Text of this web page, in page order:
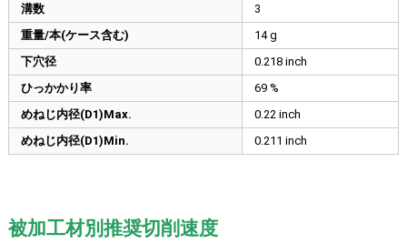
溝数
3
重量/本(ケース含む)
14 g
下穴径
0.218 inch
ひっかかり率
69 %
めねじ内径(D1)Max.
0.22 inch
めねじ内径(D1)Min.
0.211 inch
被加工材別推奨切削速度